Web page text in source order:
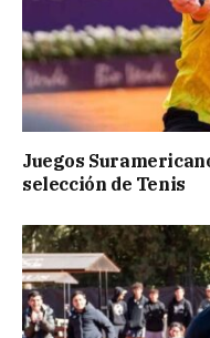
Juegos
selección de Tenis